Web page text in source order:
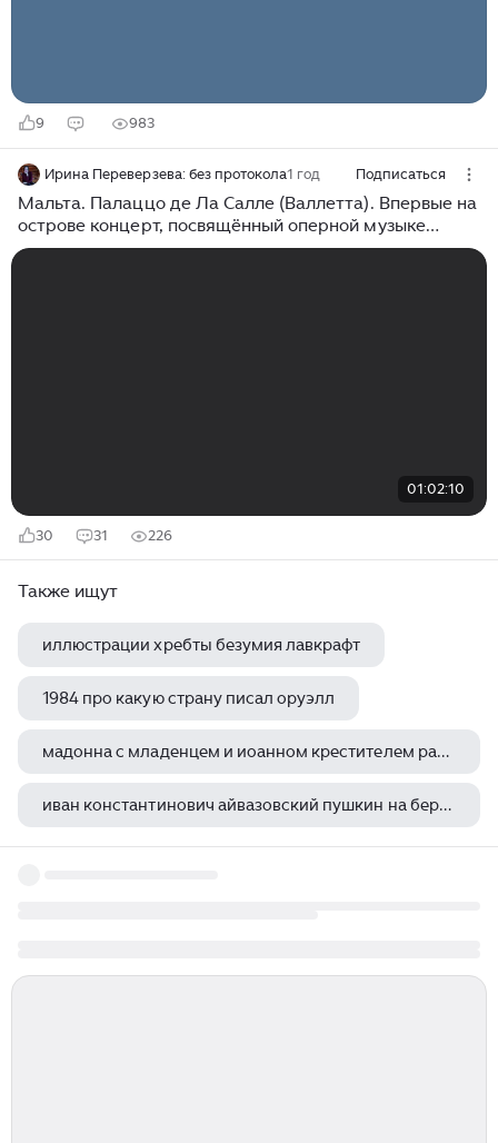
9 983
Ирина Переверзева: без протокола1 год Подписаться
Мальта. Палаццо де Ла Салле (Валлетта). Впервые на
острове концерт, посвящённый оперной музыке
русских композиторов XIX века
01:02:10
30 31 226
Также ищут
иллюстрации хребты безумия лавкрафт
1984 про какую страну писал оруэлл
мадонна с младенцем и иоанном крестителем рафаэль санти
иван константинович айвазовский пушкин на берегу черного моря описание